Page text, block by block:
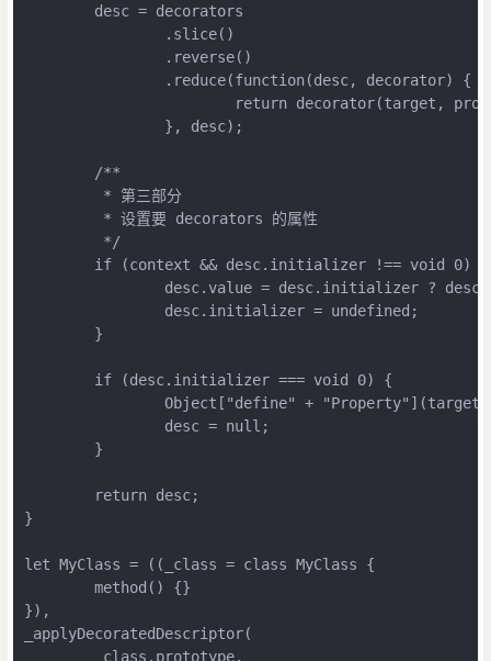
}
let MyClass = ((_class = class MyClass {
}),
_applyDecoratedDescriptor(